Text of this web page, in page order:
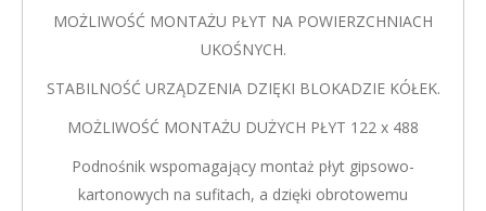
MOŻLIWOŚĆ MONTAŻU PŁYT NA POWIERZCHNIACH
UKOŚNYCH.
STABILNOŚĆ URZĄDZENIA DZIĘKI BLOKADZIE KÓŁEK.
MOŻLIWOŚĆ MONTAŻU DUŻYCH PŁYT 122 x 488
Podnośnik wspomagający montaż płyt gipsowo-
kartonowych na sufitach, a dzięki obrotowemu